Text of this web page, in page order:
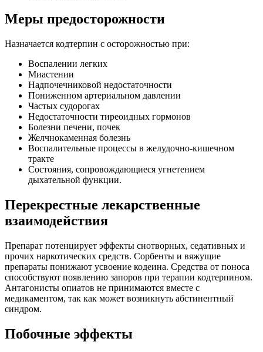
Меры предосторожности
Назначается кодтерпин с осторожностью при:
Воспалении легких
Миастении
Надпочечниковой недостаточности
Пониженном артериальном давлении
Частых судорогах
Недостаточности тиреоидных гормонов
Болезни печени, почек
Желчнокаменная болезнь
Воспалительные процессы в желудочно-кишечном
тракте
Состояния, сопровождающиеся угнетением
дыхательной функции.
Перекрестные лекарственные
взаимодействия
Препарат потенцирует эффекты снотворных, седативных и
прочих наркотических средств. Сорбенты и вяжущие
препараты понижают усвоение кодеина. Средства от поноса
способствуют появлению запоров при терапии кодтерпином.
Антагонисты опиатов не принимаются вместе с
медикаментом, так как может возникнуть абстинентный
синдром.
Побочные эффекты